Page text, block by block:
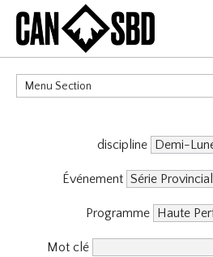
Menu Section
Événements & Compétitions
discipline
Événement
Programme
Mot clé